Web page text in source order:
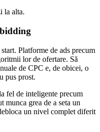
la alta.
Platforme de ads precum
lor de ofertare. Să
de CPC e, de obicei, o
pus prost.
fel de inteligente precum
munca grea de a seta un
un nivel complet diferit